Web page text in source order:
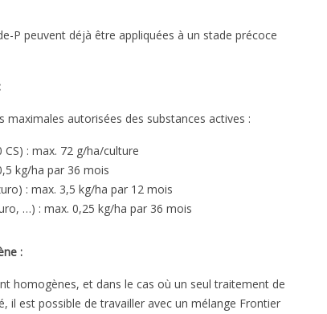
P peuvent déjà être appliquées à un stade précoce
maximales autorisées des substances actives :
: max. 72 g/ha/culture
kg/ha par 36 mois
: max. 3,5 kg/ha par 12 mois
…) : max. 0,25 kg/ha par 36 mois
:
homogènes, et dans le cas où un seul traitement de
il est possible de travailler avec un mélange Frontier